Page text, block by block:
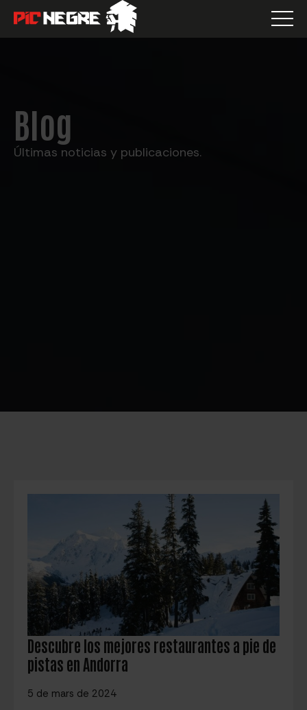
Blog
Últimas noticias y publicaciones.
Descubre los mejores restaurantes a pie de
pistas en Andorra
5 de mars de 2024